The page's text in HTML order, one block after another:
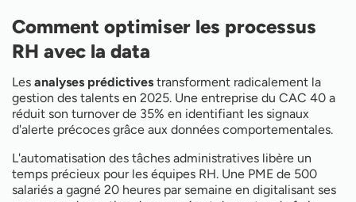
Comment optimiser les processus
RH avec la data
Les analyses prédictives transforment radicalement la
gestion des talents en 2025. Une entreprise du CAC 40 a
réduit son turnover de 35% en identifiant les signaux
d'alerte précoces grâce aux données comportementales.
L'automatisation des tâches administratives libère un
temps précieux pour les équipes RH. Une PME de 500
salariés a gagné 20 heures par semaine en digitalisant ses